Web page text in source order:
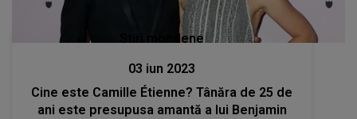
Stiri mondene
03 iun 2023
Cine este Camille Étienne? Tânăra de 25 de
ani este presupusa amantă a lui Benjamin